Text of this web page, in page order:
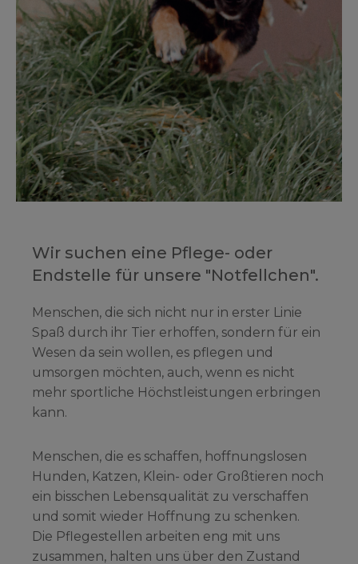
Wir suchen eine Pflege- oder
Endstelle für unsere "Notfellchen".
Menschen, die sich nicht nur in erster Linie
Spaß durch ihr Tier erhoffen, sondern für ein
Wesen da sein wollen, es pflegen und
umsorgen möchten, auch, wenn es nicht
mehr sportliche Höchstleistungen erbringen
kann.
Menschen, die es schaffen, hoffnungslosen
Hunden, Katzen, Klein- oder Großtieren noch
ein bisschen Lebensqualität zu verschaffen
und somit wieder Hoffnung zu schenken.
Die Pflegestellen arbeiten eng mit uns
zusammen, halten uns über den Zustand